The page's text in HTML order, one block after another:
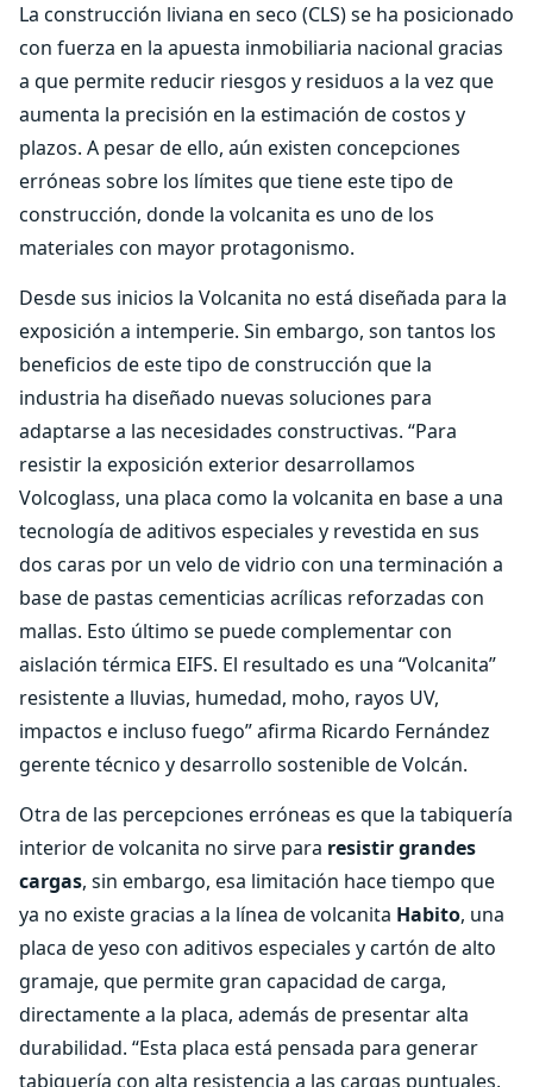
La construcción liviana en seco (CLS) se ha posicionado
con fuerza en la apuesta inmobiliaria nacional gracias
a que permite reducir riesgos y residuos a la vez que
aumenta la precisión en la estimación de costos y
plazos. A pesar de ello, aún existen concepciones
erróneas sobre los límites que tiene este tipo de
construcción, donde la volcanita es uno de los
materiales con mayor protagonismo.
Desde sus inicios la Volcanita no está diseñada para la
exposición a intemperie. Sin embargo, son tantos los
beneficios de este tipo de construcción que la
industria ha diseñado nuevas soluciones para
adaptarse a las necesidades constructivas. “Para
resistir la exposición exterior desarrollamos
Volcoglass, una placa como la volcanita en base a una
tecnología de aditivos especiales y revestida en sus
dos caras por un velo de vidrio con una terminación a
base de pastas cementicias acrílicas reforzadas con
mallas. Esto último se puede complementar con
aislación térmica EIFS. El resultado es una “Volcanita”
resistente a lluvias, humedad, moho, rayos UV,
impactos e incluso fuego” afirma Ricardo Fernández
gerente técnico y desarrollo sostenible de Volcán.
Otra de las percepciones erróneas es que la tabiquería
interior de volcanita no sirve para resistir grandes
cargas, sin embargo, esa limitación hace tiempo que
ya no existe gracias a la línea de volcanita Habito, una
placa de yeso con aditivos especiales y cartón de alto
gramaje, que permite gran capacidad de carga,
directamente a la placa, además de presentar alta
durabilidad. “Esta placa está pensada para generar
tabiquería con alta resistencia a las cargas puntuales,